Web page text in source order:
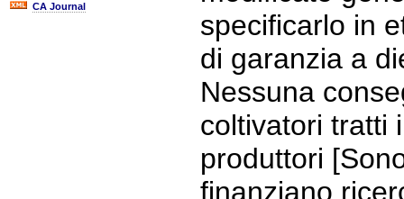
CA Journal
specificarlo in
di garanzia a
Nessuna
coltivatori tratti
produttori
finanziano